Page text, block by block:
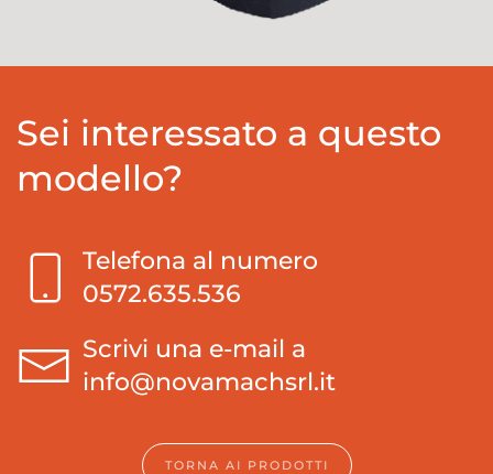
Sei interessato a questo
modello?
Telefona al numero
0572.635.536
Scrivi una e-mail a
info@novamachsrl.it
TORNA AI PRODOTTI